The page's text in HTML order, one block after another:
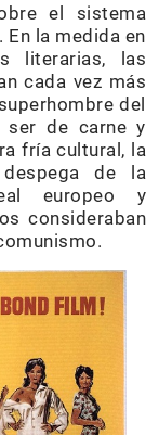
el sistema
la medida en
literarias, las
cada vez más
del
ser de carne y
fría cultural, la
de la
europeo y
consideraban